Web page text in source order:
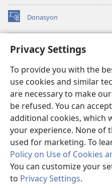
Privacy Settings
To provide you with the
use cookies and similar
are necessary to make
be refused. You can
additional cookies, which
your experience. None of
used for marketing. To
Policy on Use of Cookies
You can customize your
to Privacy Settings.
Donasyon
(opens
new
Watchtower ONLINE
(opens
window)JW Hub
(opens
new
window)JW Library
Watchtower Library
Copyright© 2026 Watch Tower
MGA KASUGTANAN SA PAGGAMIT